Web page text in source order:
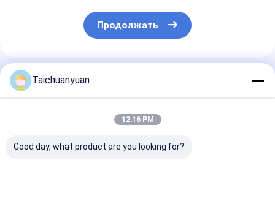
Продолжать
Порекомендованные Продукты
Taichuanyuan
12:16 PM
Good day, what product are you looking for?